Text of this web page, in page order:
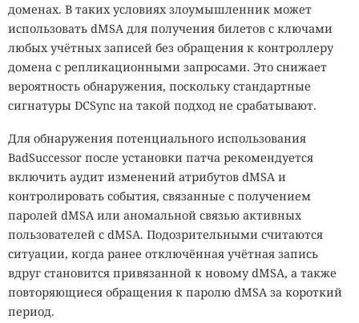
доменах. В таких условиях злоумышленник может
использовать dMSA для получения билетов с ключами
любых учётных записей без обращения к контроллеру
домена с репликационными запросами. Это снижает
вероятность обнаружения, поскольку стандартные
сигнатуры DCSync на такой подход не срабатывают.
Для обнаружения потенциального использования
BadSuccessor после установки патча рекомендуется
включить аудит изменений атрибутов dMSA и
контролировать события, связанные с получением
паролей dMSA или аномальной связью активных
пользователей с dMSA. Подозрительными считаются
ситуации, когда ранее отключённая учётная запись
вдруг становится привязанной к новому dMSA, а также
повторяющиеся обращения к паролю dMSA за короткий
период.